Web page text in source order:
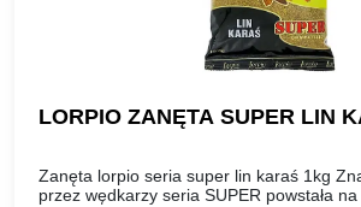
LORPIO ZANĘTA SUPER LIN
Zanęta lorpio seria super lin karaś 1kg
przez wędkarzy seria SUPER powstała